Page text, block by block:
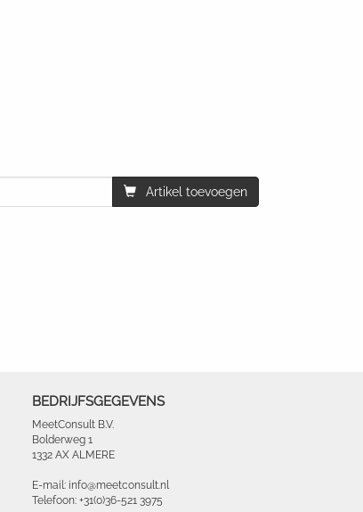
Artikel toevoegen
BEDRIJFSGEGEVENS
MeetConsult B.V.
Bolderweg 1
1332 AX ALMERE
E-mail: info@meetconsult.nl
Telefoon: +31(0)36-521 3975